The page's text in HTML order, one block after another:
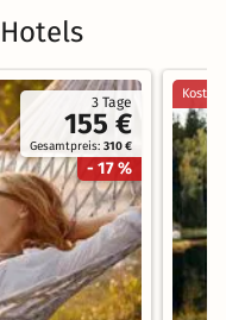
3 Tage
155 €
Gesamtpreis:310 €
- 17 %